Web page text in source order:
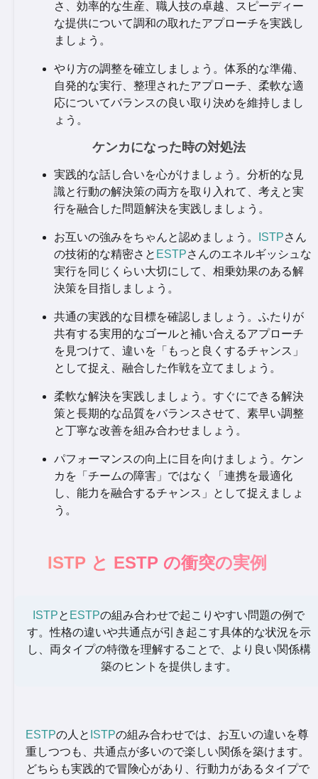
さ、効率的な生産、職人技の卓越、スピーディー
な提供について調和の取れたアプローチを実践し
ましょう。
やり方の調整を確立しましょう。体系的な準備、
自発的な実行、整理されたアプローチ、柔軟な適
応についてバランスの良い取り決めを維持しまし
ょう。
ケンカになった時の対処法
実践的な話し合いを心がけましょう。分析的な見
識と行動の解決策の両方を取り入れて、考えと実
行を融合した問題解決を実践しましょう。
お互いの強みをちゃんと認めましょう。 ISTPさん
の技術的な精密さと ESTPさんのエネルギッシュな
実行を同じくらい大切にして、相乗効果のある解
決策を目指しましょう。
共通の実践的な目標を確認しましょう。ふたりが
共有する実用的なゴールと補い合えるアプローチ
を見つけて、違いを「もっと良くするチャンス」
として捉え、融合した作戦を立てましょう。
柔軟な解決を実践しましょう。すぐにできる解決
策と長期的な品質をバランスさせて、素早い調整
と丁寧な改善を組み合わせましょう。
パフォーマンスの向上に目を向けましょう。ケン
カを「チームの障害」ではなく「連携を最適化
し、能力を融合するチャンス」として捉えましょ
う。
ISTP と ESTP の衝突の実例
ISTPと ESTPの組み合わせで起こりやすい問題の例で
す。性格の違いや共通点が引き起こす具体的な状況を示
し、両タイプの特徴を理解することで、より良い関係構
築のヒントを提供します。
ESTPの人と ISTPの組み合わせでは、お互いの違いを尊
重しつつも、共通点が多いので楽しい関係を築けます。
どちらも実践的で冒険心があり、行動力があるタイプで